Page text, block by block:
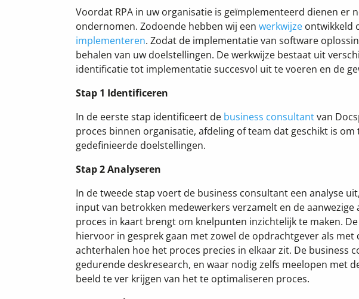
Voordat RPA in uw organisatie is geïmplementeerd dienen er
ondernomen. Zodoende hebben wij een werkwijze ontwikkeld
implementeren. Zodat de implementatie van software
behalen van uw doelstellingen. De werkwijze bestaat uit
identificatie tot implementatie succesvol uit te voeren en de
Stap 1 Identificeren
In de eerste stap identificeert de business consultantvan
proces binnen organisatie, afdeling of team dat geschikt is om
gedefinieerde doelstellingen.
Stap 2 Analyseren
In de tweede stap voert de business consultant een analyse
input van betrokken medewerkers verzamelt en de
proces in kaart brengt om knelpunten inzichtelijk te maken.
hiervoor in gesprek gaan met zowel de opdrachtgever als met
achterhalen hoe het proces precies in elkaar zit. De business
gedurende deskresearch, en waar nodig zelfs meelopen met
beeld te ver krijgen van het te optimaliseren proces.